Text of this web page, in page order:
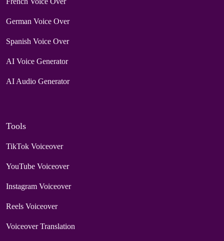
German Voice Over
Spanish Voice Over
AI Voice Generator
AI Audio Generator
Tools
TikTok Voiceover
YouTube Voiceover
Instagram Voiceover
Reels Voiceover
Voiceover Translation